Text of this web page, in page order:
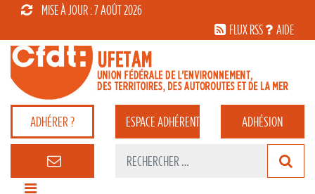
MISE À JOUR : 7 AOÛT 2026
FLUX RSS
AIDE
ADHÉRER ? ESPACEADHÉRENT ADHÉSION